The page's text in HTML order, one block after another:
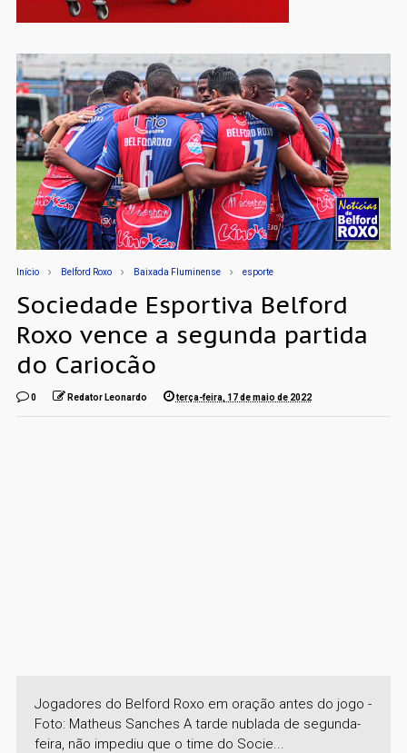
Início Belford Roxo Baixada Fluminense esporte
Sociedade Esportiva Belford
Roxo vence a segunda partida
do Cariocão
0 Redator Leonardo terça-feira, 17 de maio de 2022
Jogadores do Belford Roxo em oração antes do jogo -
Foto: Matheus Sanches A tarde nublada de segunda-
feira, não impediu que o time do Socie...